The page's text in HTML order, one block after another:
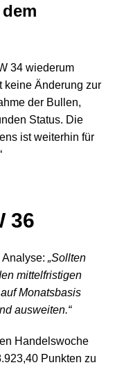
34 wiederum
keine Änderung zur
der Bullen,
Status. Die
ist weiterhin für
36
„Sollten
mittelfristigen
Monatsbasis
ausweiten.“
Handelswoche
Punkten zu